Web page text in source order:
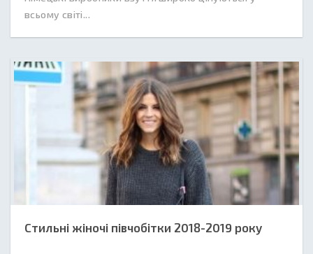
всьому світі...
Стильні жіночі півчобітки 2018-2019 року